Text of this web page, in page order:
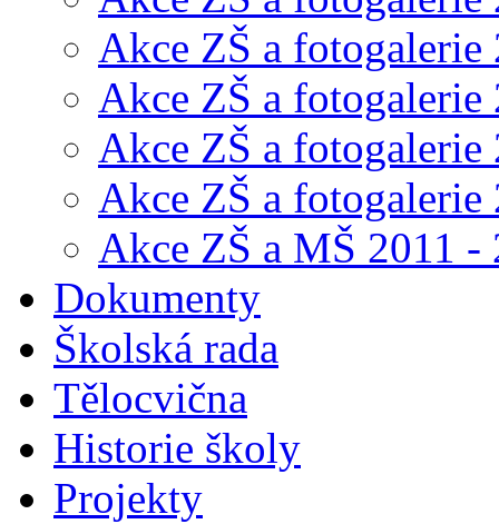
Akce ZŠ a fotogalerie
Akce ZŠ a fotogalerie
Akce ZŠ a fotogalerie
Akce ZŠ a fotogalerie
Akce ZŠ a MŠ 2011 -
Dokumenty
Školská rada
Tělocvična
Historie školy
Projekty